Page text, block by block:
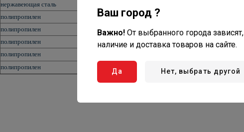
нержавеющая сталь
полипропилен
полипропилен
полипропилен
полипропилен
полипропилен
Ваш город ?
Важно! От выбранного города зависят,
наличие и доставка товаров на сайте.
Да Нет, выбрать другой